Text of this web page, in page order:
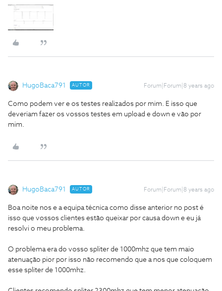
HugoBaca791 AUTOR Forum|Forum|8 years ago
Como podem ver e os testes realizados por mim. E isso que
deveriam fazer os vossos testes em upload e down e vão por
mim.
HugoBaca791 AUTOR Forum|Forum|8 years ago
Boa noite nos e a equipa técnica como disse anterior no post é
isso que vossos clientes estão queixar por causa down e eu já
resolvi o meu problema.
O problema era do vosso spliter de 1000mhz que tem maio
atenuação pior por isso não recomendo que a nos que coloquem
esse spliter de 1000mhz.